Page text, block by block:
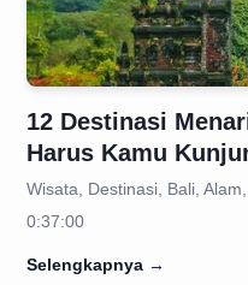
12 Destinasi
Harus Kamu
Wisata, Destinasi, Bali,
0:37:00
Selengkapnya →